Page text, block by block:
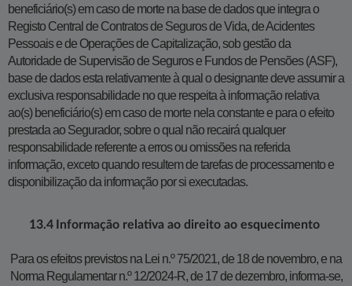
beneficiário(s) em caso de morte na base de dados que integra o
Registo Central de Contratos de Seguros de Vida, de Acidentes
Pessoais e de Operações de Capitalização, sob gestão da
Autoridade de Supervisão de Seguros e Fundos de Pensões (ASF),
base de dados esta relativamente à qual o designante deve assumir a
exclusiva responsabilidade no que respeita à informação relativa
ao(s) beneficiário(s) em caso de morte nela constante e para o efeito
prestada ao Segurador, sobre o qual não recairá qualquer
responsabilidade referente a erros ou omissões na referida
informação, exceto quando resultem de tarefas de processamento e
disponibilização da informação por si executadas.
​​​​13.4 Informação relativa ao direito ao esquecimento
Para os efeitos previstos na Lei n.º 75/2021, de 18 de novembro, e na
Norma Regulamentar n.º 12/2024-R, de 17 de dezembro, informa-se,